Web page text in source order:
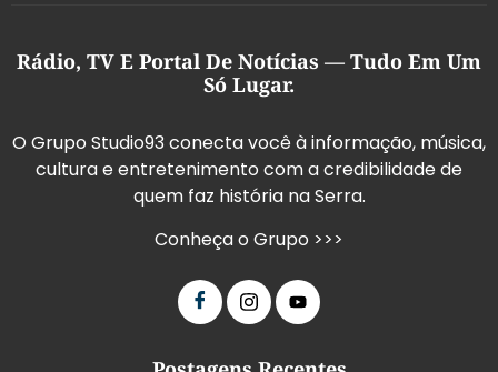
Rádio, TV E Portal De Notícias — Tudo Em Um
Só Lugar.
O Grupo Studio93 conecta você à informação, música,
cultura e entretenimento com a credibilidade de
quem faz história na Serra.
Conheça o Grupo >>>